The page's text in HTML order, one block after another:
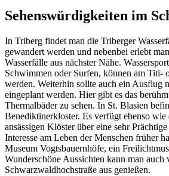
Sehenswürdigkeiten im
In Triberg findet man die Triberger
gewandert werden und nebenbei erlebt
Wasserfälle aus nächster Nähe.
Schwimmen oder Surfen, können am Titi-
werden. Weiterhin sollte auch ein Ausflug
eingeplant werden. Hier gibt es das
Thermalbäder zu sehen. In St. Blasien
Benediktinerkloster. Es verfügt ebenso wie
ansässigen Klöster über eine sehr
Interesse am Leben der Menschen früher
Museum Vogtsbauernhöfe, ein
Wunderschöne Aussichten kann man auch
Schwarzwaldhochstraße aus genießen.